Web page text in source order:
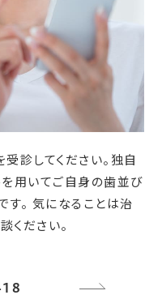
診してください。独自
を用いてご自身の歯並び
。 気になることは治
ください。